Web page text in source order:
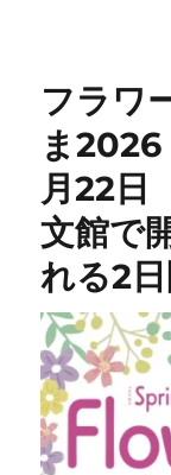
フラワ
ま2026
月22日
文館で
れる2日